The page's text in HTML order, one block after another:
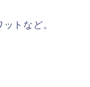
トなど。